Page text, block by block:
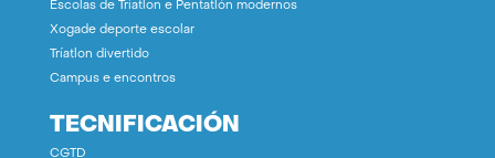
Escolas de Tríatlon e Pentatlón modernos
Xogade deporte escolar
Tríatlon divertido
Campus e encontros
TECNIFICACIÓN
CGTD